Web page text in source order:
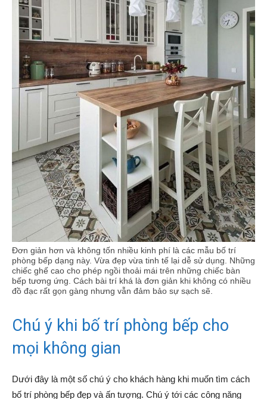
Đơn giản hơn và không tốn nhiều kinh phí là các mẫu bố trí
phòng bếp dạng này. Vừa đẹp vừa tinh tế lại dễ sử dụng. Những
chiếc ghế cao cho phép ngồi thoải mái trên những chiếc bàn
bếp tương ứng. Cách bài trí khá là đơn giản khi không có nhiều
đồ đạc rất gọn gàng nhưng vẫn đảm bảo sự sạch sẽ.
Chú ý khi bố trí phòng bếp cho
mọi không gian
Dưới đây là một số chú ý cho khách hàng khi muốn tìm cách
bố trí phòng bếp đẹp và ấn tượng. Chú ý tới các công năng